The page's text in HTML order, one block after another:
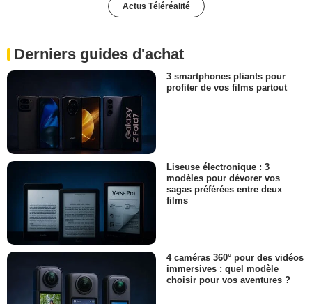
Actus Téléréalité
Derniers guides d'achat
3 smartphones pliants pour
profiter de vos films partout
Liseuse électronique : 3
modèles pour dévorer vos
sagas préférées entre deux
films
4 caméras 360° pour des vidéos
immersives : quel modèle
choisir pour vos aventures ?